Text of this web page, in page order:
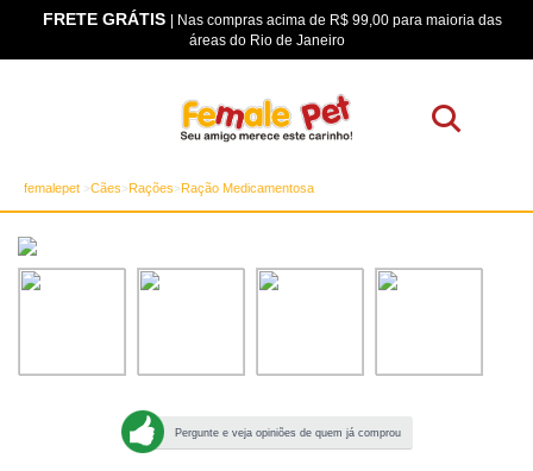
FRETE GRÁTIS | Nas compras acima de R$ 99,00 para maioria das
áreas do Rio de Janeiro
femalepet Cães Rações Ração Medicamentosa
Pergunte e veja opiniões de quem já comprou